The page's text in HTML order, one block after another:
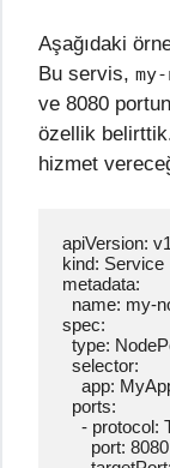
Aşağıdaki
Bu servis,
ve 8080
özellik
hizmet
apiVersion: v1
kind: Service
metadata:
spec: